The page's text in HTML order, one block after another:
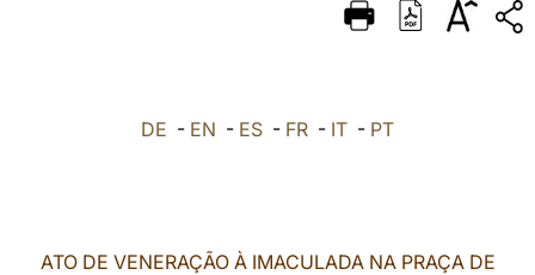
DEUTSCH
العربيّة DE - EN - ES - FR - IT - PT
ATO DE VENERAÇÃO À IMACULADA NA PRAÇA DE